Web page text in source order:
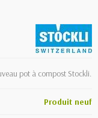
pot à compost Stockli.
Produit neuf